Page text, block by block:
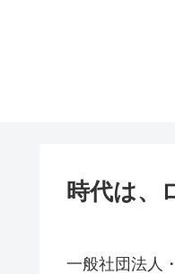
時代は、
一般社団法人